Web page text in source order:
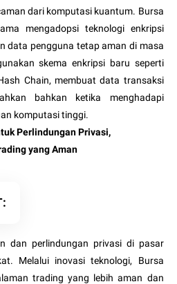
dari komputasi kuantum. Bursa
mengadopsi teknologi enkripsi
data pengguna tetap aman di masa
skema enkripsi baru seperti
Chain, membuat data transaksi
bahkan ketika menghadapi
komputasi tinggi.
Perlindungan Privasi,
yang Aman
dan perlindungan privasi di pasar
Melalui inovasi teknologi, Bursa
trading yang lebih aman dan